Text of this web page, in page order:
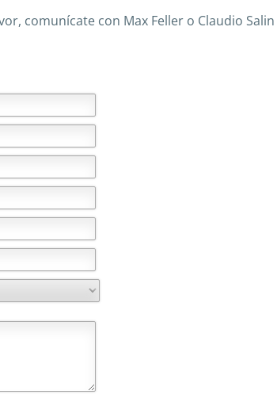
comunícate con Max Feller o Claudio Salin